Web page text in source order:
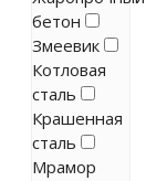
бетон
Змеевик
Котловая
сталь
Крашенная
сталь
Мрамор